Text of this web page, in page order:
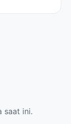
saat ini.